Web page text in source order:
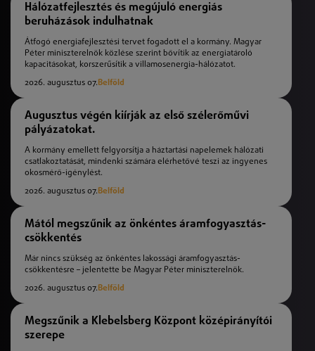
Hálózatfejlesztés és megújuló energiás
beruházások indulhatnak
Átfogó energiafejlesztési tervet fogadott el a kormány. Magyar
Péter miniszterelnök közlése szerint bővítik az energiatároló
kapacitásokat, korszerűsítik a villamosenergia-hálózatot.
2026. augusztus 07.Belföld
Augusztus végén kiírják az első szélerőművi
pályázatokat.
A kormány emellett felgyorsítja a háztartási napelemek hálózati
csatlakoztatását, mindenki számára elérhetővé teszi az ingyenes
okosmérő-igénylést.
2026. augusztus 07.Belföld
Mától megszűnik az önkéntes áramfogyasztás-
csökkentés
Már nincs szükség az önkéntes lakossági áramfogyasztás-
csökkentésre – jelentette be Magyar Péter miniszterelnök.
2026. augusztus 07.Belföld
Megszűnik a Klebelsberg Központ középirányítói
szerepe